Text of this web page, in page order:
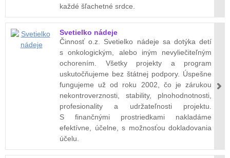
každé šľachetné srdce.
Svetielko nádeje
Činnosť o.z. Svetielko nádeje sa dotýka detí
s onkologickým, alebo iným nevyliečiteľným
ochorením. Všetky projekty a program
uskutočňujeme bez štátnej podpory. Úspešne
fungujeme už od roku 2002, čo je zárukou
nekontroverznosti, stability, plnohodnotnosti,
profesionality a udržateľnosti projektu.
S finančnými prostriedkami nakladáme
efektívne, účelne, s možnosťou dokladovania
účelu.